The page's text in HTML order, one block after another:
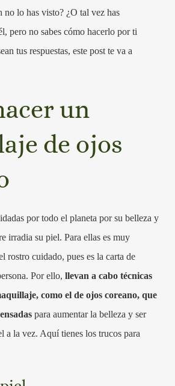
no lo has visto? ¿O tal vez has
pero no sabes cómo hacerlo por ti
tus respuestas, este post te va a
un
de ojos
por todo el planeta por su belleza y
irradia su piel. Para ellas es muy
rostro cuidado, pues es la carta de
Por ello,llevan a cabo técnicas
como el de ojos coreano, que
para aumentar la belleza y ser
a la vez. Aquí tienes los trucos para